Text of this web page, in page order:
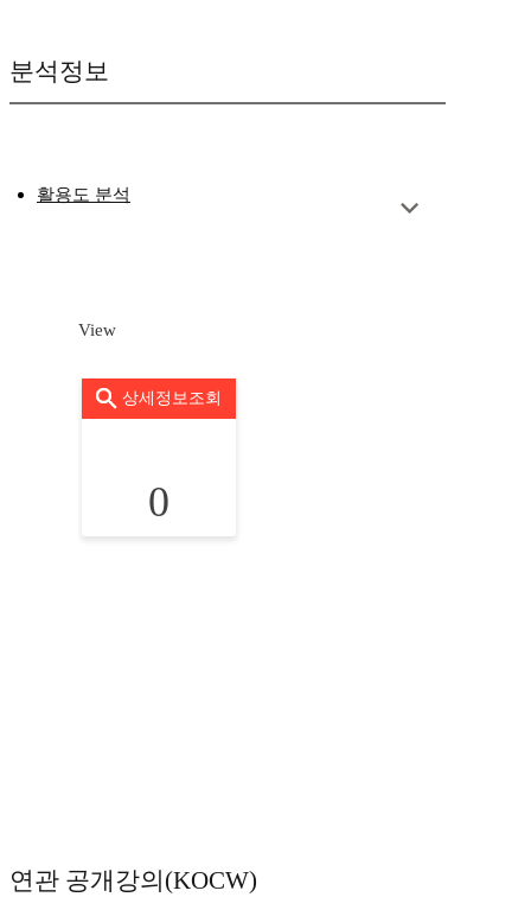
분석정보
활용도 분석
View
상세정보조회
0
연관 공개강의(KOCW)